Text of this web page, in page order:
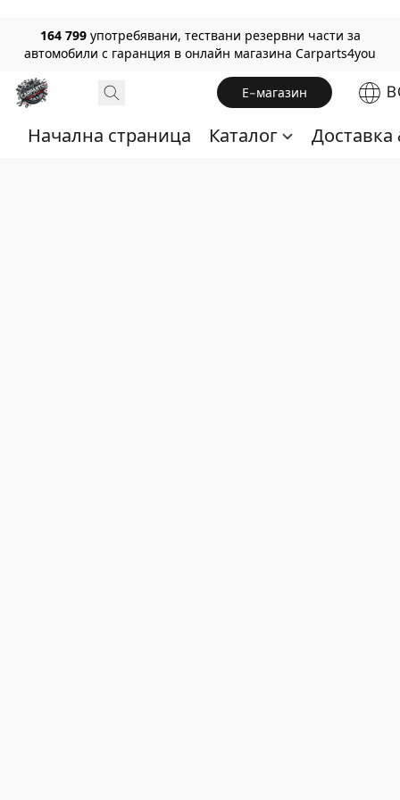
164 799 употребявани, тествани резервни части за
автомобили с гаранция в онлайн магазина Carparts4you
Е-магазин
Начална страница Каталог Доставка